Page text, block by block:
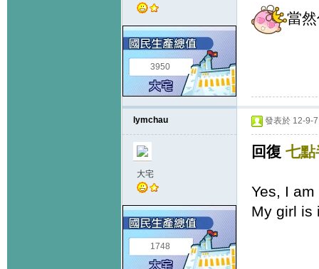
3950
當
lymchau
大宅
1748
發表於 12-9-
回復 七點
Yes, I
My girl